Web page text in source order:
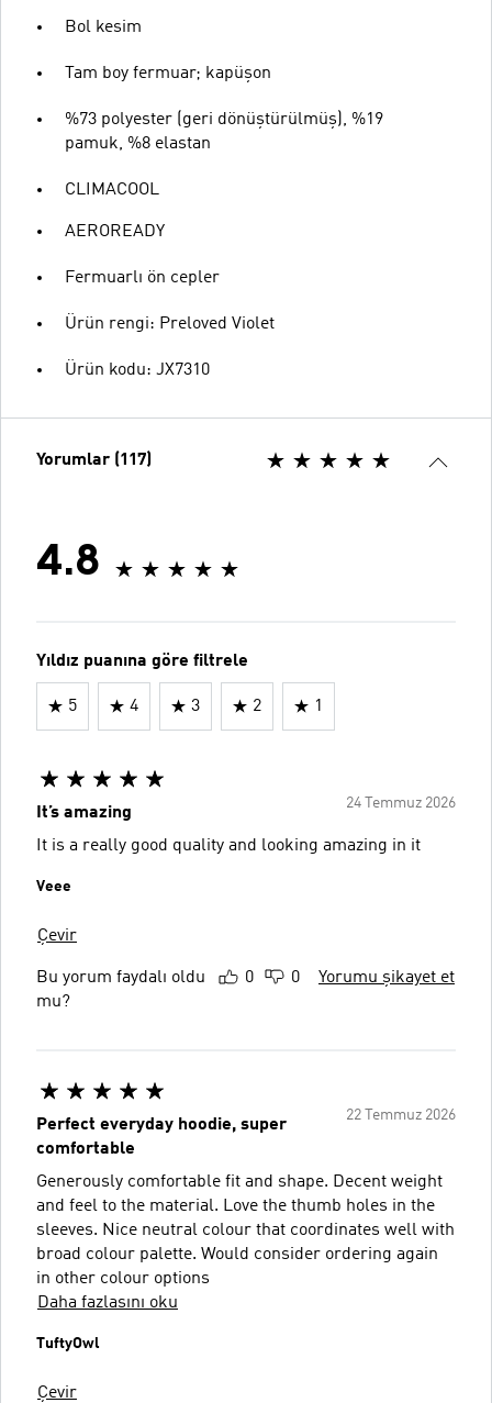
Bol kesim
Tam boy fermuar; kapüşon
%73 polyester (geri dönüştürülmüş), %19
pamuk, %8 elastan
CLIMACOOL
AEROREADY
Fermuarlı ön cepler
Ürün rengi: Preloved Violet
Ürün kodu: JX7310
Yorumlar (117)
4.8
Yıldız puanına göre filtrele
5 4 3 2 1
24 Temmuz 2026
It’s amazing
It is a really good quality and looking amazing in it
Veee
Çevir
Bu yorum faydalı oldu
mu?
0 0 Yorumu şikayet et
22 Temmuz 2026
Perfect everyday hoodie, super
comfortable
Generously comfortable fit and shape. Decent weight
and feel to the material. Love the thumb holes in the
sleeves. Nice neutral colour that coordinates well with
broad colour palette. Would consider ordering again
in other colour options
Daha fazlasını oku
TuftyOwl
Çevir